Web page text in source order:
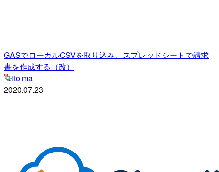
GASでローカルCSVを取り込み、スプレッドシートで請求
書を作成する（改）
Ito ma
2020.07.23